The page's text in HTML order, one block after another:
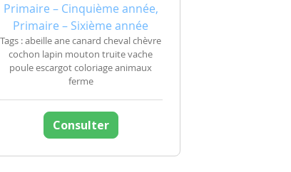
Primaire – Cinquième année,
Primaire – Sixième année
Tags : abeille ane canard cheval chèvre
cochon lapin mouton truite vache
poule escargot coloriage animaux
ferme
Consulter